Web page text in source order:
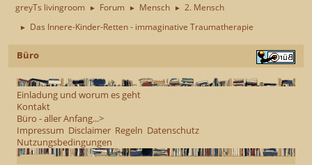
greyTs livingroom ► Forum ► Mensch ► 2. Mensch
► Das Innere-Kinder-Retten - immaginative Traumatherapie
Büro
Einladung und worum es geht
Kontakt
Büro - aller Anfang...>
Impressum Disclaimer Regeln Datenschutz
Nutzungsbedingungen